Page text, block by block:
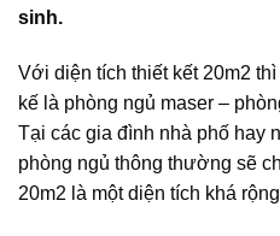
sinh.
Với diện tích thiết kết 20m2
kế là phòng ngủ maser –
Tại các gia đình nhà phố hay
phòng ngủ thông thường sẽ
20m2 là một diện tích khá